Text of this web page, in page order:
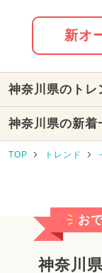
2024年4月
2026年3月
2024年5月
2026年6月
2025年8月
2026年5月
2024年11
新オ
神奈川県のトレ
神奈川県の新着
TOP トレンド
お
神奈川